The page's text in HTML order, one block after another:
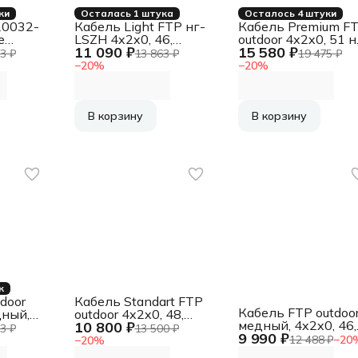
₽
Осталась 1 штука
11 090 ₽13 863 ₽
−20%
Кабель Light FTP нг-
LSZH 4x2x0, 46,
низкое
дымовыделение,
FLUKE TEST, кат.5e,
В корзину
Осталось 4 штуки
15 580 ₽19 475 ₽
−20%
Кабель Premium
outdoor 4x2x0, 51
тросу, медный,
FLUKE TEST,
В корзину
₽ 10 800 ₽13 500 ₽
−20%
Кабель Standart FTP
outdoor 4x2x0, 48,
медный, FLUKE
TEST, кат.5e, однож.,
9 990 ₽12 488 ₽−20
Кабель FTP
медный, 4x2x0, 46,
FLUKE TEST,